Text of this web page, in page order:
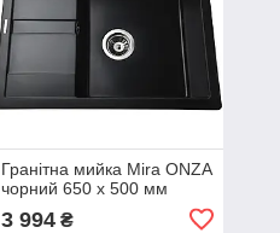
Гранітна мийка Mira ONZA
чорний 650 х 500 мм
3 994₴